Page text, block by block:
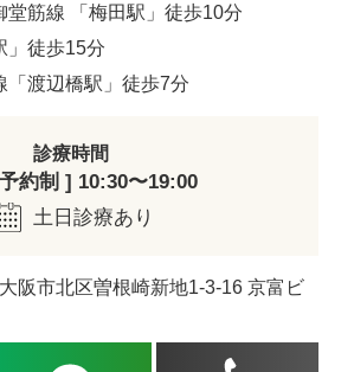
堂筋線 「梅田駅」徒歩10分
」徒歩15分
「渡辺橋駅」徒歩7分
診療時間
約制 ] 10:30〜19:00
土日診療あり
阪市北区曽根崎新地1-3-16 京富ビ